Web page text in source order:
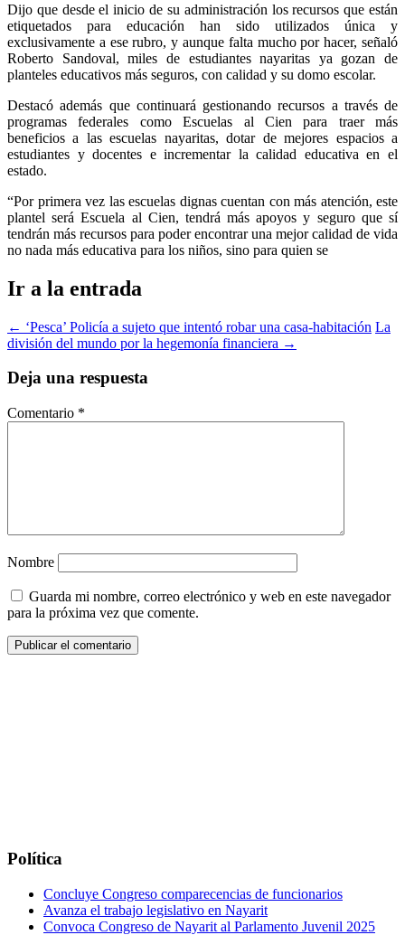
Dijo que desde el inicio de su administración los recursos que están
etiquetados para educación han sido utilizados única y
exclusivamente a ese rubro, y aunque falta mucho por hacer, señaló
Roberto Sandoval, miles de estudiantes nayaritas ya gozan de
planteles educativos más seguros, con calidad y su domo escolar.
Destacó además que continuará gestionando recursos a través de
programas federales como Escuelas al Cien para traer más
beneficios a las escuelas nayaritas, dotar de mejores espacios a
estudiantes y docentes e incrementar la calidad educativa en el
estado.
“Por primera vez las escuelas dignas cuentan con más atención, este
plantel será Escuela al Cien, tendrá más apoyos y seguro que sí
tendrán más recursos para poder encontrar una mejor calidad de vida
no nada más educativa para los niños, sino para quien se
Ir a la entrada
← ‘Pesca’ Policía a sujeto que intentó robar una casa-habitación La
división del mundo por la hegemonía financiera →
Deja una respuesta
Comentario *
Nombre
Guarda mi nombre, correo electrónico y web en este navegador
para la próxima vez que comente.
Política
Concluye Congreso comparecencias de funcionarios
Avanza el trabajo legislativo en Nayarit
Convoca Congreso de Nayarit al Parlamento Juvenil 2025